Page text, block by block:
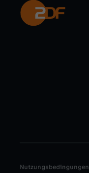
Nutzungsbedingungen